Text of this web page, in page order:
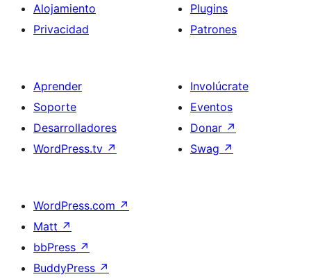
Alojamiento
Privacidad
Plugins
Patrones
Aprender
Soporte
Desarrolladores
WordPress.tv ↗
Involúcrate
Eventos
Donar ↗
Swag ↗
WordPress.com ↗
Matt ↗
bbPress ↗
BuddyPress ↗